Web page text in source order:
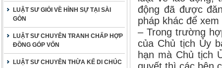
LUẬT SƯ GIỎI VỀ HÌNH SỰ TẠI SÀI
GÒN
LUẬT SƯ CHUYÊN TRANH CHẤP HỢP
ĐỒNG GÓP VỐN
LUẬT SƯ CHUYÊN THỪA KẾ DI CHÚC
động đã được
pháp khác để
– Trong trường
của Chủ tịch Ủy
hạn mà Chủ tịch